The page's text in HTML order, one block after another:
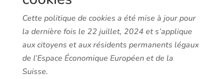
Cette politique de cookies a été mise à jour pour
la dernière fois le 22 juillet, 2024 et s’applique
aux citoyens et aux résidents permanents légaux
de l’Espace Économique Européen et de la
Suisse.